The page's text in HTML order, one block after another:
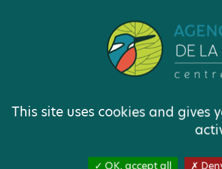
Vous
This site uses cookies and
OK, accept all